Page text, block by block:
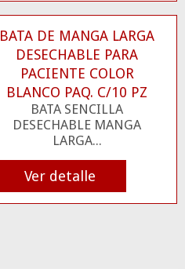
BATA DE MANGA LARGA
DESECHABLE PARA
PACIENTE COLOR
BLANCO PAQ. C/10 PZ
BATA SENCILLA
DESECHABLE MANGA
LARGA...
Ver detalle